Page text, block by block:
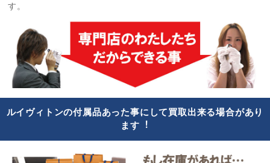
す。
ルイヴィトンの付属品あった事にして買取出来る場合があり
ます︕